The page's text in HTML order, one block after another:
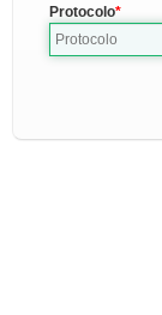
Protocolo